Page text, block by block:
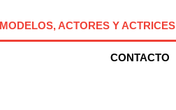
MODELOS, ACTORES Y ACTRICES
CONTACTO